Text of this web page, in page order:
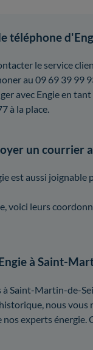
téléphone
le service
au 09 69 39 99
avec Engie en
à la place.
un courrier
est aussi
voici leurs
à Saint-
à Saint-Martin-de-
nous vous
nos experts énergie.